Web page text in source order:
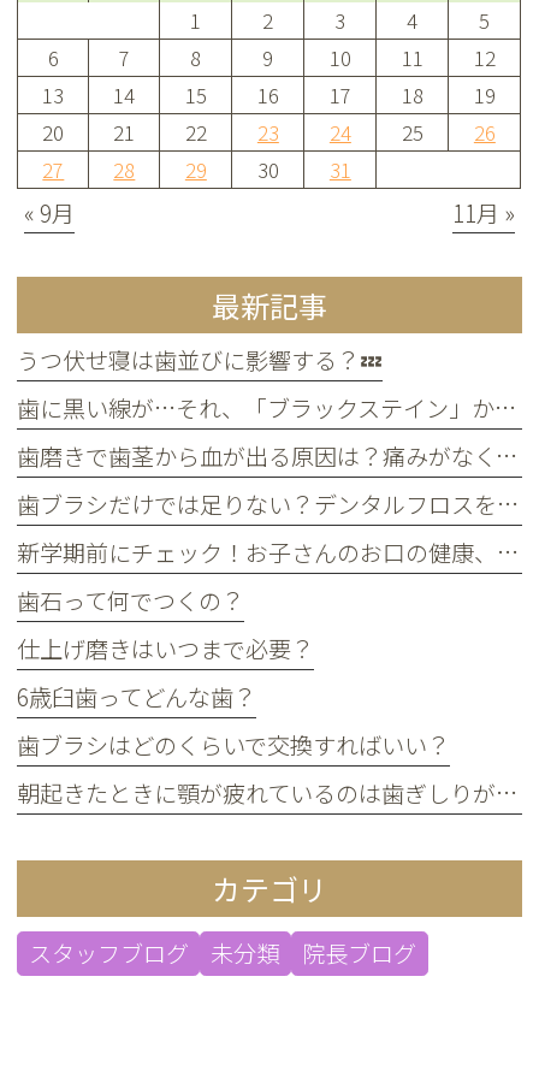
1 2 3 4
5
6
7 8 9 10 11
12
13
14 15 16 17 18
19
20
21 22 23 24 25
26
27
28 29 30 31
« 9月 11月 »
最新記事
うつ伏せ寝は歯並びに影響する？💤
歯に黒い線が…それ、「ブラックステイン」かもしれません！
歯磨きで歯茎から血が出る原因は？痛みがなくても受診すべき判断基準
歯ブラシだけでは足りない？デンタルフロスを使うメリット
新学期前にチェック！お子さんのお口の健康、大丈夫？
歯石って何でつくの？
仕上げ磨きはいつまで必要？
6歳臼歯ってどんな歯？
歯ブラシはどのくらいで交換すればいい？
朝起きたときに顎が疲れているのは歯ぎしりが原因？
カテゴリ
スタッフブログ 未分類 院長ブログ